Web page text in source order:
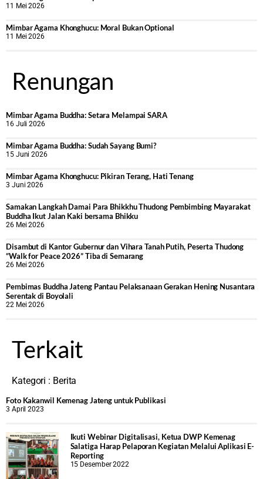
11 Mei 2026
Mimbar Agama Khonghucu: Moral Bukan Optional
11 Mei 2026
Renungan
Mimbar Agama Buddha: Setara Melampai SARA
16 Juli 2026
Mimbar Agama Buddha: Sudah Sayang Bumi?
15 Juni 2026
Mimbar Agama Khonghucu: Pikiran Terang, Hati Tenang
3 Juni 2026
Samakan Langkah Damai Para Bhikkhu Thudong Pembimbing Mayarakat
Buddha Ikut Jalan Kaki bersama Bhikku
26 Mei 2026
Disambut di Kantor Gubernur dan Vihara Tanah Putih, Peserta Thudong
“Walk for Peace 2026” Tiba di Semarang
26 Mei 2026
‎Pembimas Buddha Jateng Pantau Pelaksanaan Gerakan Hening Nusantara
Serentak di Boyolali
22 Mei 2026
Terkait
Kategori : Berita
Foto Kakanwil Kemenag Jateng untuk Publikasi
3 April 2023
Ikuti Webinar Digitalisasi, Ketua DWP Kemenag
Salatiga Harap Pelaporan Kegiatan Melalui Aplikasi E-
Reporting
15 Desember 2022